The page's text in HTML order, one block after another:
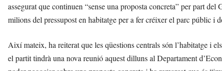
assegurat que continuen “sense una proposta concreta” per part
milions del pressupost en habitatge per a fer créixer el parc públic i
Així mateix, ha reiterat que les qüestions centrals són l’habitatge i
el partit tindrà una nova reunió aquest dilluns al Departament